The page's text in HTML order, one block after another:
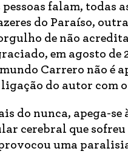
falam, todas
do Paraíso,
de não
em agosto de
Carrero não é
do autor com
do nunca, apega-se
cerebral que sofreu
uma